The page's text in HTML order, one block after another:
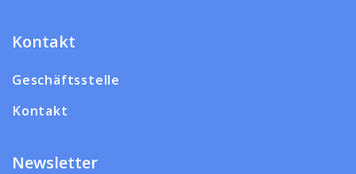
Kontakt
Geschäftsstelle
Kontakt
Newsletter